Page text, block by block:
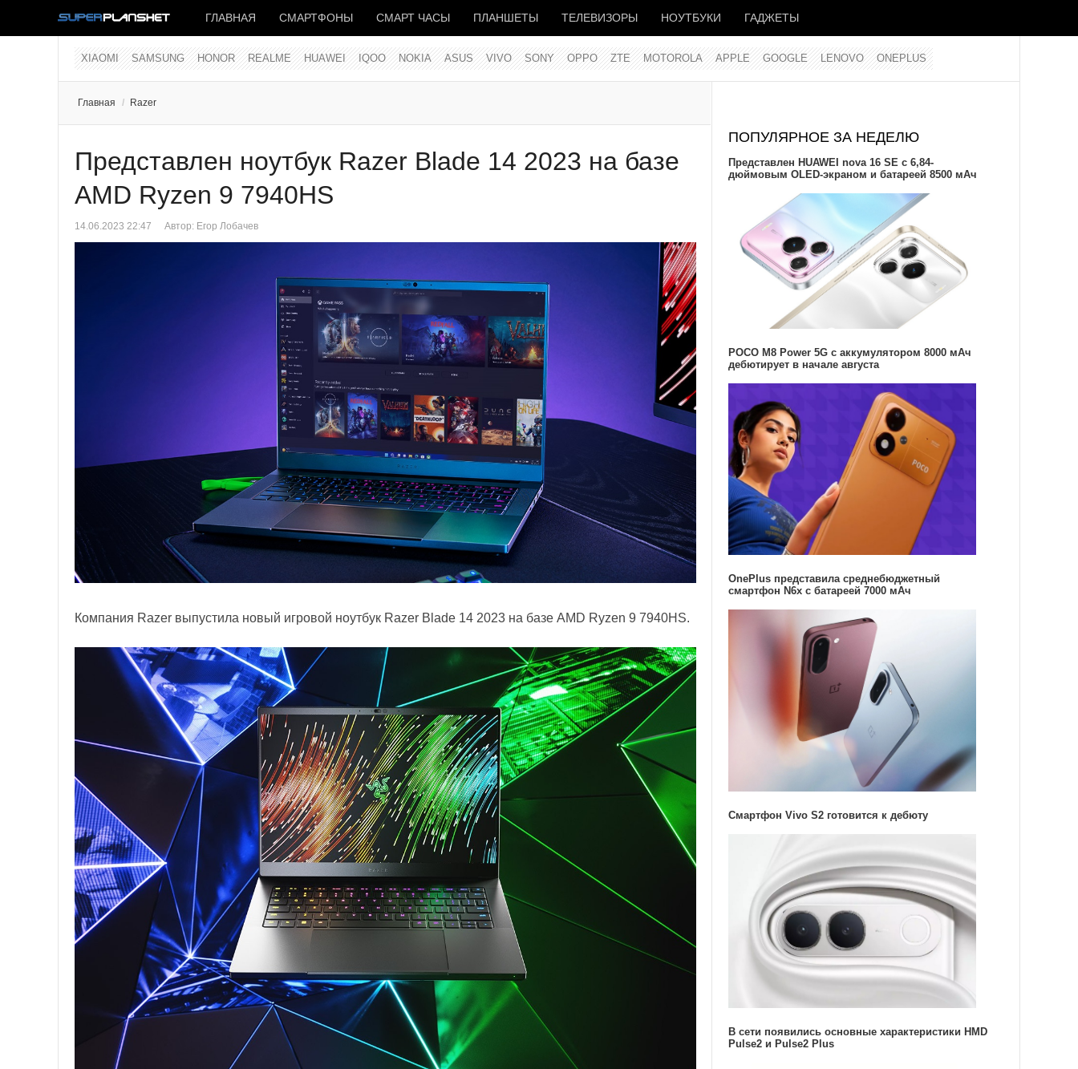
ГЛАВНАЯ СМАРТФОНЫ СМАРТ ЧАСЫ ПЛАНШЕТЫ ТЕЛЕВИЗОРЫ НОУТБУКИ ГАДЖЕТЫ
XIAOMI SAMSUNG HONOR REALME HUAWEI IQOO NOKIA ASUS VIVO SONY OPPO ZTE MOTOROLA APPLE GOOGLE LENOVO ONEPLUS
Главная / Razer
Представлен ноутбук Razer Blade 14 2023 на базе
AMD Ryzen 9 7940HS
14.06.2023 22:47 Автор: Егор Лобачев
Компания Razer выпустила новый игровой ноутбук Razer Blade 14 2023 на базе AMD Ryzen 9 7940HS.
ПОПУЛЯРНОЕ ЗА НЕДЕЛЮ
Представлен HUAWEI nova 16 SE с 6,84-
дюймовым OLED-экраном и батареей 8500 мАч
POCO M8 Power 5G с аккумулятором 8000 мАч
дебютирует в начале августа
OnePlus представила среднебюджетный
смартфон N6x с батареей 7000 мАч
Смартфон Vivo S2 готовится к дебюту
В сети появились основные характеристики HMD
Pulse2 и Pulse2 Plus